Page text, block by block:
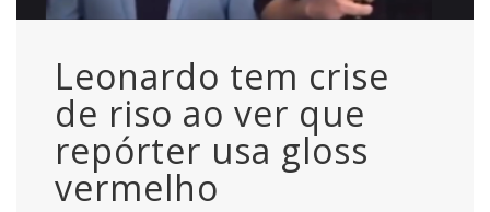
Leonardo tem crise
de riso ao ver que
repórter usa gloss
vermelho